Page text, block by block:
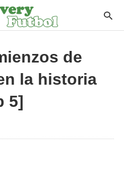
de
la historia
5]